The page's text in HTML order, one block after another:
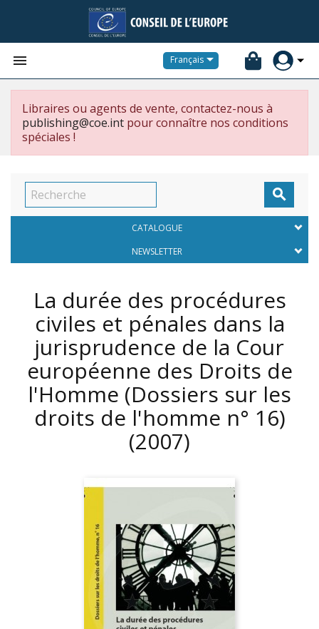
 Français
Libraires ou agents de vente, contactez-nous à
publishing@coe.int pour connaître nos conditions
spéciales !

CATALOGUE
NEWSLETTER
La durée des procédures
civiles et pénales dans la
jurisprudence de la Cour
européenne des Droits de
l'Homme (Dossiers sur les
droits de l'homme n° 16)
(2007)